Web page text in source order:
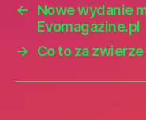
←
Nowe wydanie
Evomagazine.pl
→
Co to za